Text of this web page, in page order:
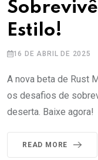
Estilo!
16 DE ABRIL DE 2025
A nova beta de Rust
os desafios de
deserta. Baixe agora!
READ MORE